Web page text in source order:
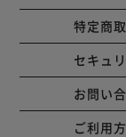
特定商
セキュ
お問い
ご利用